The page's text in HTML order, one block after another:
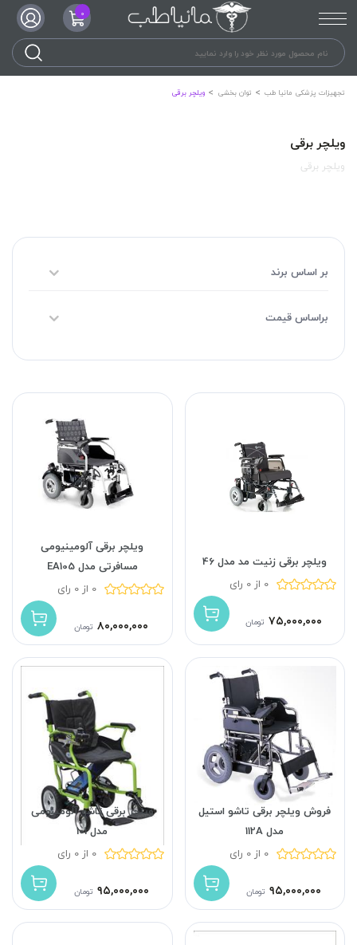
0
تجهیزات پزشکی مانیا طب توان بخشی ویلچر برقی
ویلچر برقی
ویلچر برقی
بر اساس برند
براساس قیمت
ویلچر برقی زنیت مد مدل 46
0 از 0 رای
۷۵,۰۰۰,۰۰۰ تومان
ویلچر برقی آلومینیومی
مسافرتی مدل EA105
0 از 0 رای
۸۰,۰۰۰,۰۰۰ تومان
فروش ویلچر برقی تاشو استیل
مدل 112A
0 از 0 رای
۹۵,۰۰۰,۰۰۰ تومان
ویلچر برقی تاشو آلومینومی
مدل 101
0 از 0 رای
۹۵,۰۰۰,۰۰۰ تومان